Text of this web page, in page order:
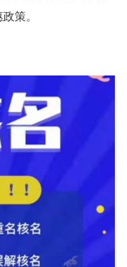
策。